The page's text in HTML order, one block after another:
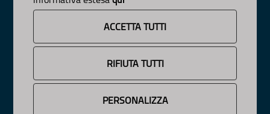
ACCETTA TUTTI
RIFIUTA TUTTI
PERSONALIZZA
Decarbonizzazione
Un Pianeta Pulito per Tutti
INFORMAZIONE
News